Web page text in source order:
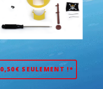
SEULEMENT !*